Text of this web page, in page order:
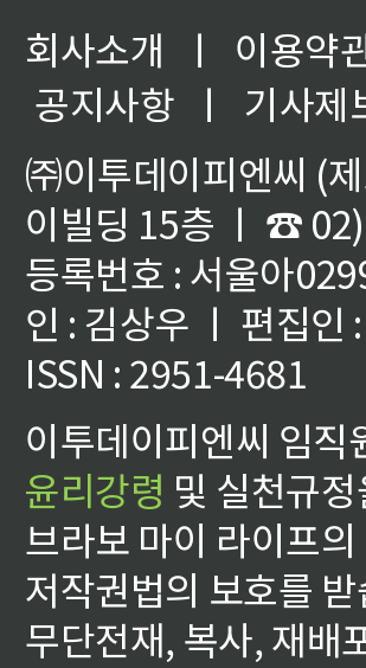
회사소개 ㅣ
이용약
공지사항
ㅣ
기사제
㈜이투데이피엔씨 (
이빌딩 15층 ㅣ ☎
등록번호 : 서울아
인 : 김상우 ㅣ 편집인
ISSN : 2951-4681
이투데이피엔씨 임
윤리강령 및 실천규
브라보 마이 라이프
저작권법의 보호를
무단전재, 복사, 재배